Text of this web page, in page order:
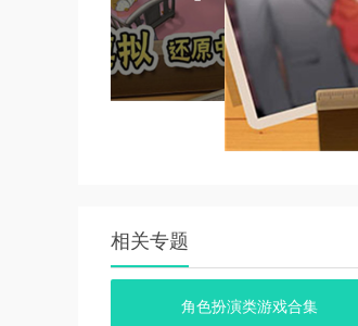
色属性与职业图鉴选择高考志
他属性超40。
游戏优点
1. 文化还原度高：精准复刻中
3. 叙事沉浸感佳：采用手绘风
相关专题
角色扮演类游戏合集